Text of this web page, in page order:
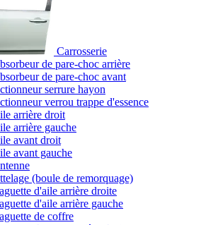
Carrosserie
de pare-choc arrière
de pare-choc avant
serrure hayon
verrou trappe d'essence
arrière droit
arrière gauche
avant droit
avant gauche
(boule de remorquage)
d'aile arrière droite
d'aile arrière gauche
de coffre